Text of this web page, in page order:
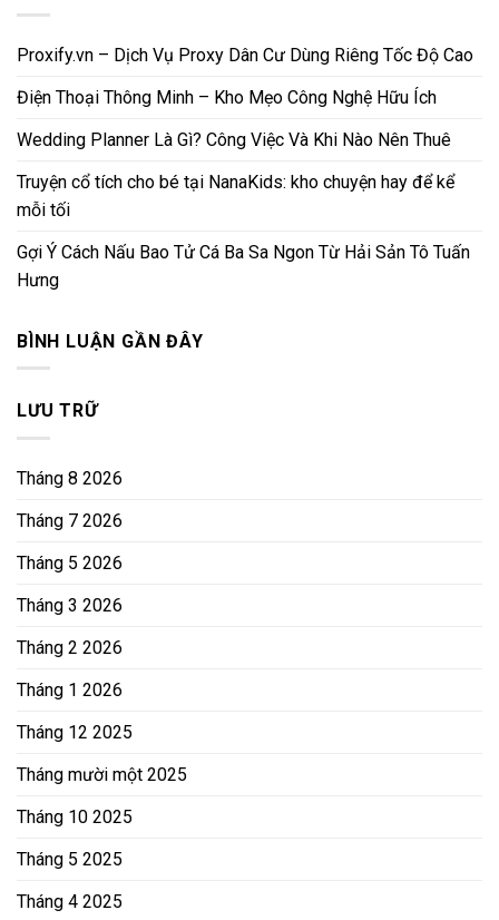
Proxify.vn – Dịch Vụ Proxy Dân Cư Dùng Riêng Tốc Độ Cao
Điện Thoại Thông Minh – Kho Mẹo Công Nghệ Hữu Ích
Wedding Planner Là Gì? Công Việc Và Khi Nào Nên Thuê
Truyện cổ tích cho bé tại NanaKids: kho chuyện hay để kể
mỗi tối
Gợi Ý Cách Nấu Bao Tử Cá Ba Sa Ngon Từ Hải Sản Tô Tuấn
Hưng
BÌNH LUẬN GẦN ĐÂY
LƯU TRỮ
Tháng 8 2026
Tháng 7 2026
Tháng 5 2026
Tháng 3 2026
Tháng 2 2026
Tháng 1 2026
Tháng 12 2025
Tháng mười một 2025
Tháng 10 2025
Tháng 5 2025
Tháng 4 2025